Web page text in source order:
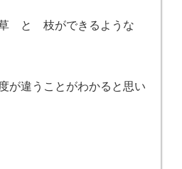
草 と 枝ができるような
が違うことがわかると思い